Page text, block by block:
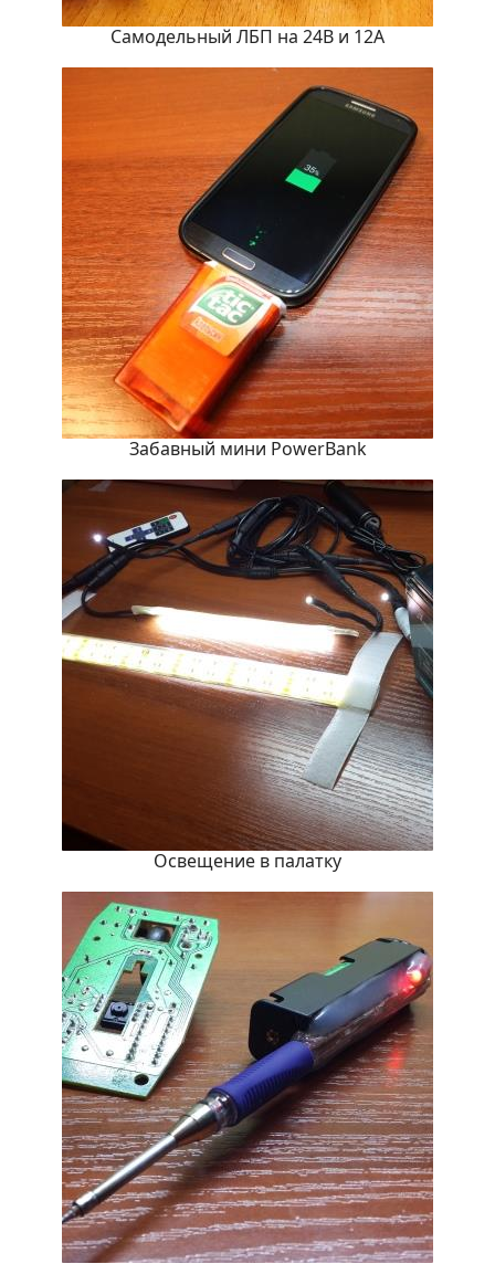
Самодельный ЛБП на 24В и 12А
Забавный мини PowerBank
Освещение в палатку